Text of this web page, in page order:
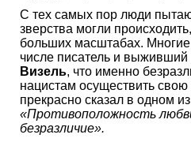
С тех самых пор люди
зверства могли
больших масштабах.
числе писатель и
Визель, что именно
нацистам осуществить свою
прекрасно сказал в одном
«Противоположность
безразличие».